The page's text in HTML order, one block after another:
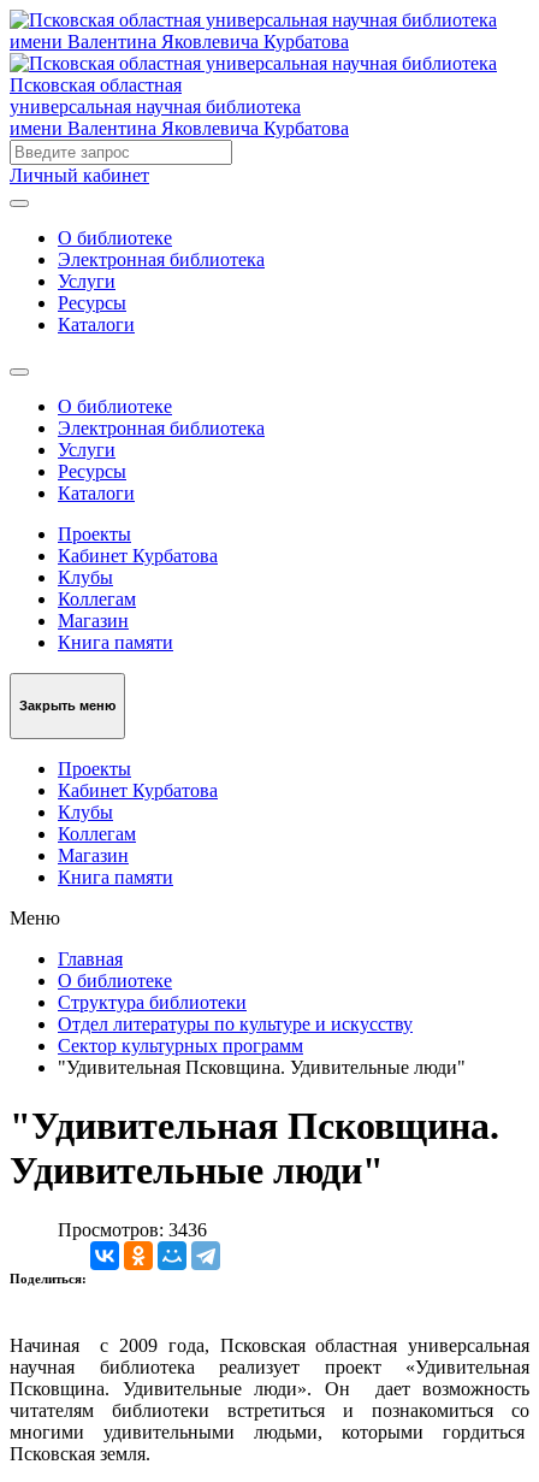
Псковская областная
универсальная научная библиотека
имени Валентина Яковлевича Курбатова
Личный кабинет
О библиотеке
Электронная библиотека
Услуги
Ресурсы
Каталоги
О библиотеке
Электронная библиотека
Услуги
Ресурсы
Каталоги
Проекты
Кабинет Курбатова
Клубы
Коллегам
Магазин
Книга памяти
Закрыть меню
Проекты
Кабинет Курбатова
Клубы
Коллегам
Магазин
Книга памяти
Меню
Главная
О библиотеке
Структура библиотеки
Отдел литературы по культуре и искусству
Сектор культурных программ
"Удивительная Псковщина. Удивительные люди"
"Удивительная Псковщина.
Удивительные люди"
Просмотров: 3436
Поделиться:
Начиная с 2009 года, Псковская областная универсальная
научная библиотека реализует проект «Удивительная
Псковщина. Удивительные люди». Он дает возможность
читателям библиотеки встретиться и познакомиться со
многими удивительными людьми, которыми гордиться
Псковская земля.